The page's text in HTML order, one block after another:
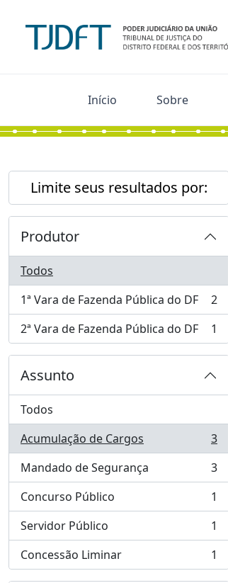
Início Sobre
Limite seus resultados por:
Produtor
Todos
1ª Vara de Fazenda Pública do DF
, 2 resultados
2
2ª Vara de Fazenda Pública do DF
, 1 resultados 1
Assunto
Todos
Acumulação de Cargos
, 3 resultados
3
Mandado de Segurança
, 3 resultados
3
Concurso Público
, 1 resultados
1
Servidor Público
, 1 resultados
1
Concessão Liminar
, 1 resultados 1